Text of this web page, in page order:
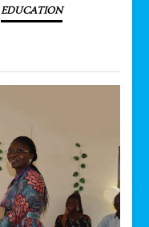
EDUCATION